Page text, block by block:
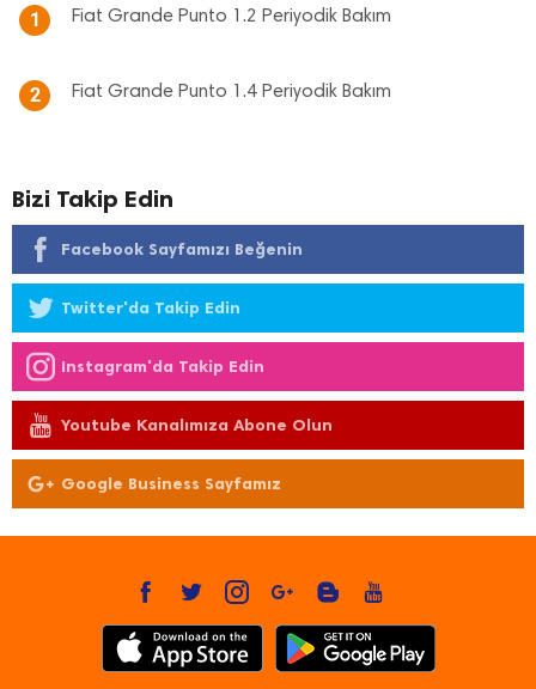
1 Fiat Grande Punto 1.2 Periyodik Bakım
2 Fiat Grande Punto 1.4 Periyodik Bakım
Bizi Takip Edin
Facebook Sayfamızı Beğenin
Twitter'da Takip Edin
Instagram'da Takip Edin
Youtube Kanalımıza Abone Olun
Google Business Sayfamız